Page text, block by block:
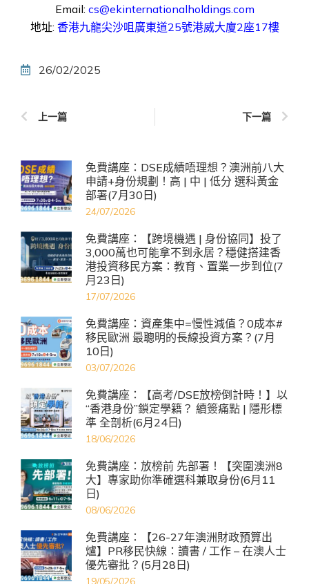
Email: cs@ekinternationalholdings.com
地址: 香港九龍尖沙咀廣東道25號港威大廈2座17樓
26/02/2025
上一篇 下一篇
免費講座：DSE成績唔理想？澳洲前八大
申請+身份規劃！高 | 中 | 低分 選科黃金
部署(7月30日)
24/07/2026
免費講座：【跨境機遇 | 身份協同】投了
3,000萬也可能拿不到永居？穩健搭建香
港投資移民方案：教育、置業一步到位(7
月23日)
17/07/2026
免費講座：資產集中=慢性減值？0成本#
移民歐洲 最聰明的長線投資方案？(7月
10日)
03/07/2026
免費講座：【高考/DSE放榜倒計時！】以
“香港身份”鎖定學籍？ 續簽痛點 | 隱形標
準 全剖析(6月24日)
18/06/2026
免費講座：放榜前 先部署！【突圍澳洲8
大】專家助你準確選科兼取身份(6月11
日)
08/06/2026
免費講座：【26-27年澳洲財政預算出
爐】PR移民快線：讀書 / 工作 – 在澳人士
優先審批？(5月28日)
19/05/2026